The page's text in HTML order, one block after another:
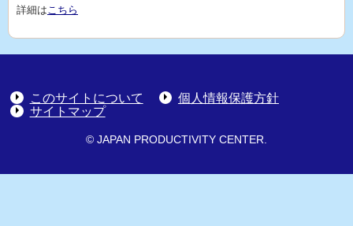
詳細はこちら
このサイトについて
個人情報保護方針
サイトマップ
© JAPAN PRODUCTIVITY CENTER.